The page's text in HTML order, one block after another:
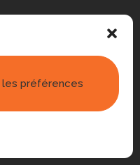
les préférences